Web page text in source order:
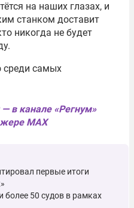
на наших глазах, и
станком доставит
никогда не будет
среди самых
в канале «Регнум»
MAX
первые итоги
50 судов в рамках